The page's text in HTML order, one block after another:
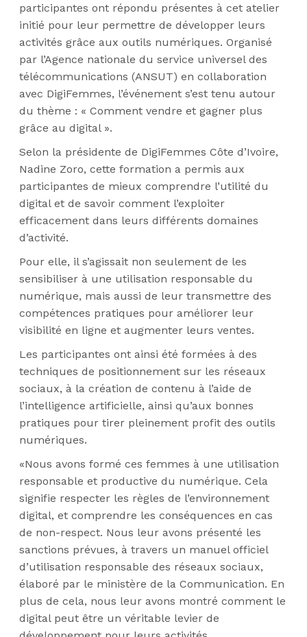
participantes ont répondu présentes à cet atelier
initié pour leur permettre de développer leurs
activités grâce aux outils numériques. Organisé
par l’Agence nationale du service universel des
télécommunications (ANSUT) en collaboration
avec DigiFemmes, l’événement s’est tenu autour
du thème : « Comment vendre et gagner plus
grâce au digital ».
Selon la présidente de DigiFemmes Côte d’Ivoire,
Nadine Zoro, cette formation a permis aux
participantes de mieux comprendre l’utilité du
digital et de savoir comment l’exploiter
efficacement dans leurs différents domaines
d’activité.
Pour elle, il s’agissait non seulement de les
sensibiliser à une utilisation responsable du
numérique, mais aussi de leur transmettre des
compétences pratiques pour améliorer leur
visibilité en ligne et augmenter leurs ventes.
Les participantes ont ainsi été formées à des
techniques de positionnement sur les réseaux
sociaux, à la création de contenu à l’aide de
l’intelligence artificielle, ainsi qu’aux bonnes
pratiques pour tirer pleinement profit des outils
numériques.
«Nous avons formé ces femmes à une utilisation
responsable et productive du numérique. Cela
signifie respecter les règles de l’environnement
digital, et comprendre les conséquences en cas
de non-respect. Nous leur avons présenté les
sanctions prévues, à travers un manuel officiel
d’utilisation responsable des réseaux sociaux,
élaboré par le ministère de la Communication. En
plus de cela, nous leur avons montré comment le
digital peut être un véritable levier de